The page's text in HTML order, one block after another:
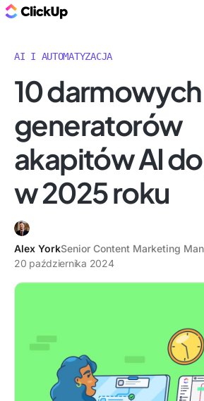
AI I AUTOMATYZACJA
10 darmowych
generatorów
akapitów AI
w 2025 roku
Alex YorkSenior Content Marketing
20 października 2024